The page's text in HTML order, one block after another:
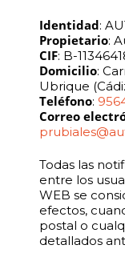
Identidad:
Propietario:
CIF: B-
Domicilio:
Ubrique
Teléfono:
Correo
Todas las
entre los
WEB se
efectos,
postal o
detallados